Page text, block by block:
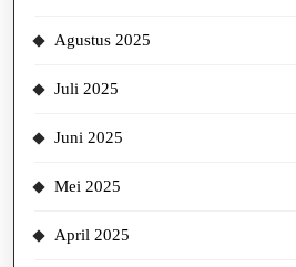
Agustus 2025
Juli 2025
Juni 2025
Mei 2025
April 2025